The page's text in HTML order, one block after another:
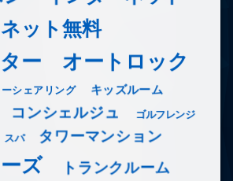
ット無料
ー オートロック
シェアリング キッズルーム
コンシェルジュ ゴルフレンジ
スパ タワーマンション
ズ トランクルーム